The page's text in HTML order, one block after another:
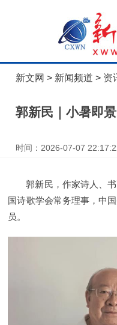
新文网 > 新闻频道 > 资
郭新民｜小暑即景
时间：2026-07-07
郭新民，作家诗人、
国诗歌学会常务理事，中
员。